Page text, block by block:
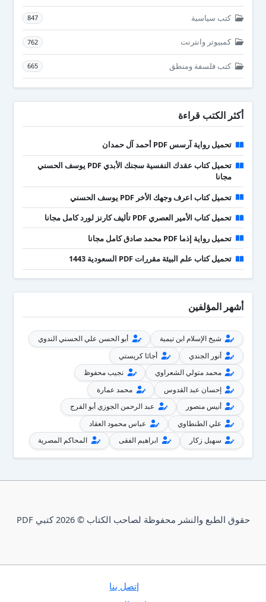
كتب سياسية 847
كمبيوتر وانترنت 762
كتب فلسفة ومنطق 665
أكثر الكتب قراءة
تحميل رواية آرسس PDF أحمد آل حمدان
تحميل كتاب عقدك النفسية سجنك الأبدي PDF يوسف الحسني
مجانا
تحميل كتاب اعرف وجهك الأخر PDF يوسف الحسني
تحميل كتاب الأمير العصري PDF تأليف كارنز لورد كامل مجانا
تحميل رواية إذما PDF محمد صادق كامل مجانا
تحميل كتاب علم البيئة مقررات PDF السعودية 1443
أشهر المؤلفين
شيخ الإسلام ابن تيمية
أبو الحسن علي الحسني الندوي
أنور الجندي
أجاثا كريستي
محمد متولي الشعراوي
نجيب محفوظ
إحسان عبد القدوس
محمد عمارة
أنيس منصور
عبد الرحمن الجوزي أبو الفرج
علي الطنطاوي
عباس محمود العقاد
سهيل زكار
ابراهيم الفقى المحاكم المصرية
حقوق الطبع والنشر محفوظة لصاحب الكتاب © 2026 كتبي PDF
إتصل بنا